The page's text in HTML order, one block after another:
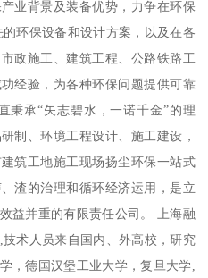
业背景及装备优势，力争在环保
环保设备和设计方案，以及在各
政施工、建筑工程、公路铁路工
经验，为各种环保问题提供可靠
秉承“矢志碧水，一诺千金”的理
制、环境工程设计、施工建设，
筑工地施工现场扬尘环保一站式
渣的治理和循环经济运用，是立
益并重的有限责任公司。 上海融
术人员来自国内、外高校，研究
，德国汉堡工业大学，复旦大学,